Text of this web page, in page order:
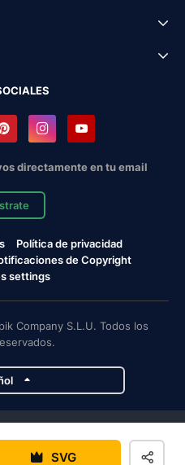
SVG
directamente en tu email
Política de privacidad
de Copyright
settings
Company S.L.U. Todos los